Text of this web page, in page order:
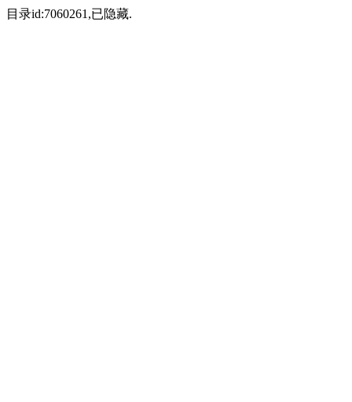
目录id:7060261,已隐藏.